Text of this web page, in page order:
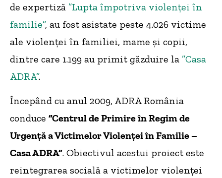
de expertiză ”Lupta împotriva violenței în
familie”, au fost asistate peste 4.026 victime
ale violenței în familiei, mame și copii,
dintre care 1.199 au primit găzduire la ”Casa
ADRA”.
Începând cu anul 2009, ADRA România
conduce ”Centrul de Primire în Regim de
Urgenţă a Victimelor Violenţei în Familie –
Casa ADRA”. Obiectivul acestui proiect este
reintegrarea socială a victimelor violenței